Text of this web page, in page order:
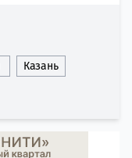
Казань